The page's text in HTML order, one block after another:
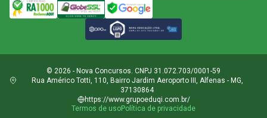
© 2026 - Nova Concursos. CNPJ 31.072.703/0001-59
Rua Américo Totti, 110, Bairro Jardim Aeroporto III, Alfenas - MG,
37130864
https://www.grupoeduqi.com.br/
Termos de usoPolítica de privacidade